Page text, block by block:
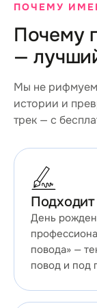
ПОЧЕМУ
Почему
—
Мы не
истории и
трек — с
День
повода» —
повод и под